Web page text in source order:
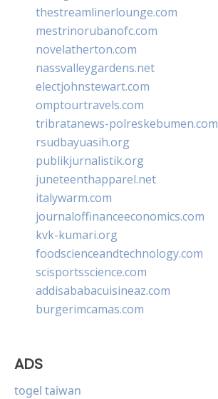
thestreamlinerlounge.com
mestrinorubanofc.com
novelatherton.com
nassvalleygardens.net
electjohnstewart.com
omptourtravels.com
tribratanews-polreskebumen.com
rsudbayuasih.org
publikjurnalistik.org
juneteenthapparel.net
italywarm.com
journaloffinanceeconomics.com
kvk-kumari.org
foodscienceandtechnology.com
scisportsscience.com
addisababacuisineaz.com
burgerimcamas.com
ADS
togel taiwan